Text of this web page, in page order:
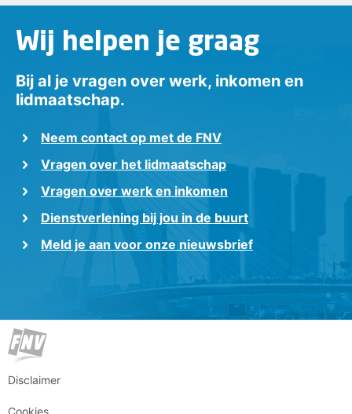
Wij helpen je graag
Bij al je vragen over werk, inkomen en
lidmaatschap.
Neem contact op met de FNV
Vragen over het lidmaatschap
Vragen over werk en inkomen
Dienstverlening bij jou in de buurt
Meld je aan voor onze nieuwsbrief
Disclaimer
Cookies